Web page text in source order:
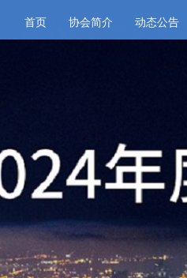
首页 协会简介 动态公告